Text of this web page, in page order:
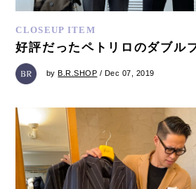
CLOSEUP ITEM
好評だったペトリロのダブル
by B.R.SHOP / Dec 07, 2019